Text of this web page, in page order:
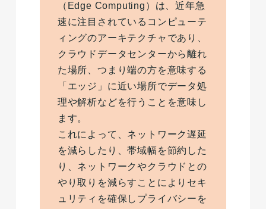
（Edge Computing）は、近年急
速に注目されているコンピューテ
ィングのアーキテクチャであり、
クラウドデータセンターから離れ
た場所、つまり端の方を意味する
「エッジ」に近い場所でデータ処
理や解析などを行うことを意味し
ます。
これによって、ネットワーク遅延
を減らしたり、帯域幅を節約した
り、ネットワークやクラウドとの
やり取りを減らすことによりセキ
ュリティを確保しプライバシーを